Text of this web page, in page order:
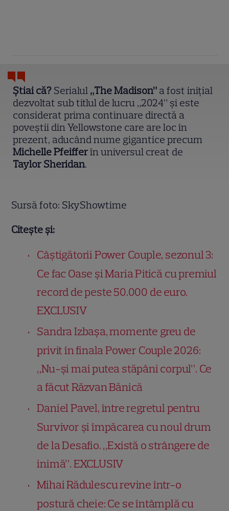
Știai că? Serialul „The Madison” a fost inițial
dezvoltat sub titlul de lucru „2024” și este
considerat prima continuare directă a
poveștii din Yellowstone care are loc în
prezent, aducând nume gigantice precum
Michelle Pfeifferîn universul creat de
Taylor Sheridan.
Sursă foto: SkyShowtime
Citește și:
Câștigătorii Power Couple, sezonul 3:
Ce fac Oase și Maria Pitică cu premiul
record de peste 50.000 de euro.
EXCLUSIV
Sandra Izbașa, momente greu de
privit în finala Power Couple 2026:
„Nu-și mai putea stăpâni corpul”. Ce
a făcut Răzvan Bănică
Daniel Pavel, între regretul pentru
Survivor și împăcarea cu noul drum
de la Desafio. „Există o strângere de
inimă”. EXCLUSIV
Mihai Rădulescu revine într-o
postură cheie: Ce se întâmplă cu